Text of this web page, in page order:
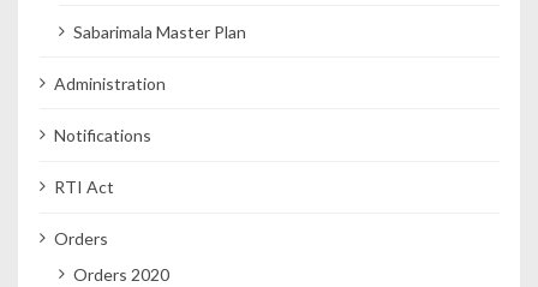
Sabarimala Master Plan
Administration
Notifications
RTI Act
Orders
Orders 2020